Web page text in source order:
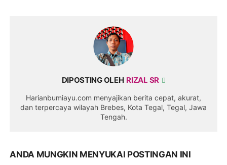
DIPOSTING OLEH RIZAL SR
Harianbumiayu.com menyajikan berita cepat, akurat,
dan terpercaya wilayah Brebes, Kota Tegal, Tegal, Jawa
Tengah.
ANDA MUNGKIN MENYUKAI POSTINGAN INI